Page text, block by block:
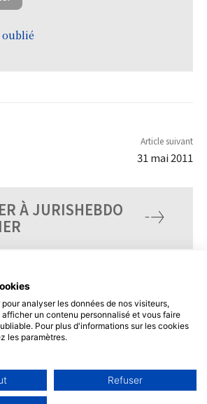
oublié
Article suivant
31 mai 2011
À JURISHEBDO
analyser les données de nos visiteurs,
afficher un contenu personnalisé et vous faire
Pour plus d'informations sur les cookies
les paramètres.
Refuser